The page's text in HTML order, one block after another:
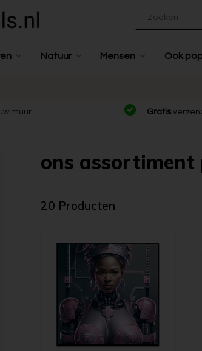
Natuur Mensen Ook
muur Gratis
ons
20 Producten